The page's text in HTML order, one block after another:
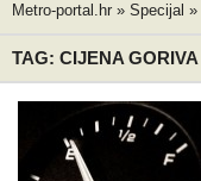
Metro-portal.hr » Specijal »
TAG: CIJENA GORIVA